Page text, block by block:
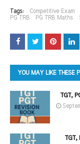
Tags: Competitive Exam
PG TRB
PG TRB Maths
YOU MAY LIKE THESE
TGT,